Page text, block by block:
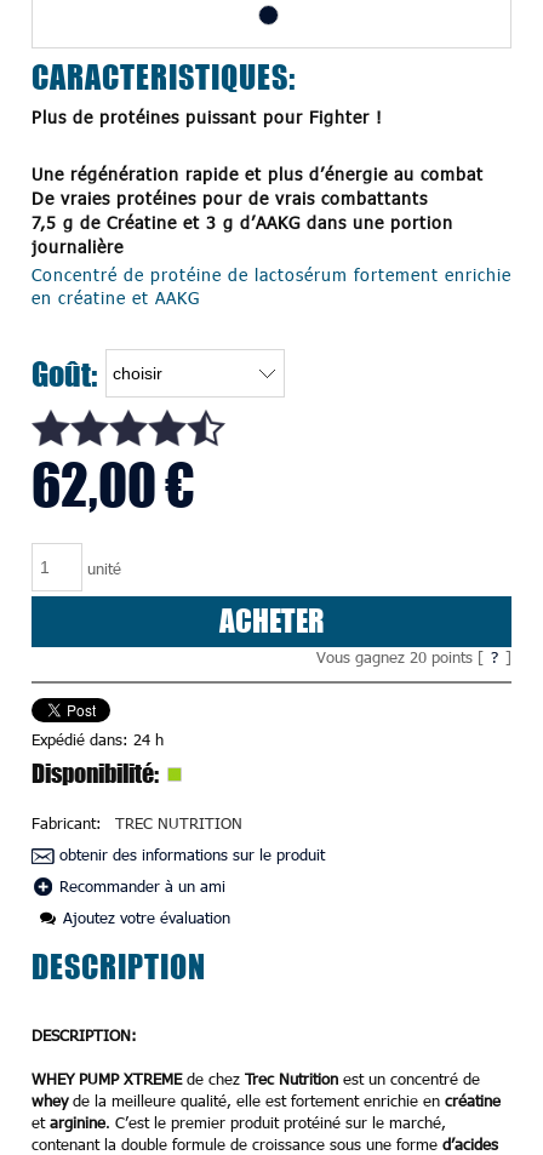
CARACTERISTIQUES:
Plus de protéines puissant pour Fighter !
Une régénération rapide et plus d’énergie au combat
De vraies protéines pour de vrais combattants
7,5 g de Créatine et 3 g d’AAKG dans une portion
journalière
Concentré de protéine de lactosérum fortement enrichie
en créatine et AAKG
Goût:
62,00 €
unité
ACHETER
Vous gagnez 20 points [ ? ]
Expédié dans: 24 h
Disponibilité:
Fabricant:
TREC NUTRITION
obtenir des informations sur le produit
Recommander à un ami
Ajoutez votre évaluation
DESCRIPTION
DESCRIPTION:
WHEY PUMP XTREMEde chez Trec Nutrition est un concentré de
wheyde la meilleure qualité, elle est fortement enrichie en créatine
etarginine. C’est le premier produit protéiné sur le marché,
contenant la double formule de croissance sous une forme d’acides